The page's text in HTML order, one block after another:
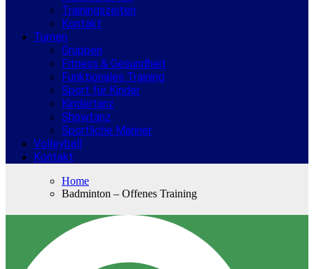
Trainingszeiten
Kontakt
Turnen
Gruppen
Fitness & Gesundheit
Funktionales Training
Sport für Kinder
Kindertanz
Showtanz
Sportliche Männer
Volleyball
Kontakt
Home
Badminton – Offenes Training